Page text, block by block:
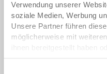
Verwendung unserer
soziale Medien, Werbung
Unsere Partner führen
möglicherweise mit
Nutzung der Dienste
Grösse:
1/8
|Weitere Farben